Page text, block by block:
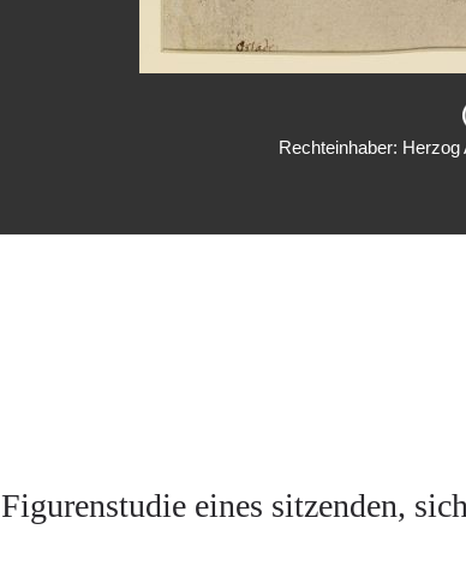
Rechteinhaber:
Figurenstudie eines sitzenden,